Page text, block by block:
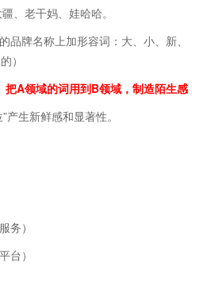
、老干妈、娃哈哈。
品牌名称上加形容词：大、小、新、
）
把A领域的词用到B领域，制造陌生感
生新鲜感和显著性。
务）
台）